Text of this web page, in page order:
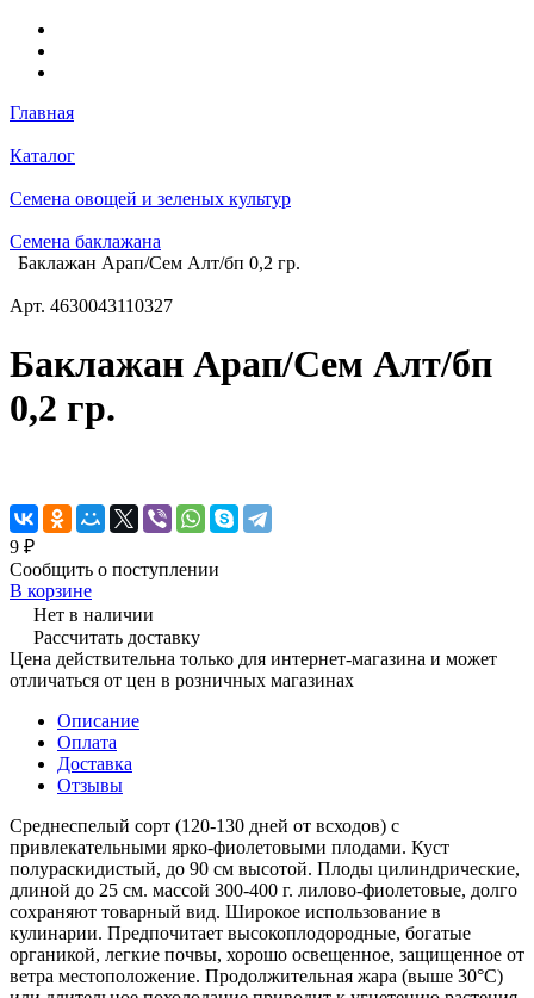
Главная
Каталог
Семена овощей и зеленых культур
Семена баклажана
Баклажан Арап/Сем Алт/бп 0,2 гр.
Арт. 4630043110327
Баклажан Арап/Сем Алт/бп
0,2 гр.
9 ₽
Сообщить о поступлении
В корзине
Нет в наличии
Рассчитать доставку
Цена действительна только для интернет-магазина и может
отличаться от цен в розничных магазинах
Описание
Оплата
Доставка
Отзывы
Среднеспелый сорт (120-130 дней от всходов) с
привлекательными ярко-фиолетовыми плодами. Куст
полураскидистый, до 90 см высотой. Плоды цилиндрические,
длиной до 25 см. массой 300-400 г. лилово-фиолетовые, долго
сохраняют товарный вид. Широкое использование в
кулинарии. Предпочитает высокоплодородные, богатые
органикой, легкие почвы, хорошо освещенное, защищенное от
ветра местоположение. Продолжительная жара (выше 30°С)